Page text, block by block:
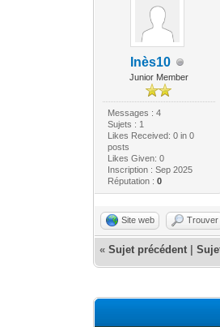
Inès10
Junior Member
Messages : 4
Sujets : 1
Likes Received: 0in 0
posts
Likes Given: 0
Inscription : Sep 2025
Réputation : 0
Site web Trouver
«Sujet précédent |